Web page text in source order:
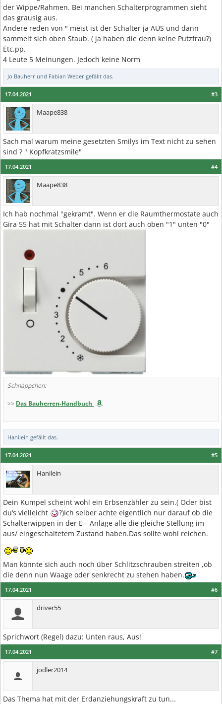
der Wippe/Rahmen. Bei manchen Schalterprogrammen sieht
das grausig aus.
Andere reden von " meist ist der Schalter ja AUS und dann
sammelt sich oben Staub. ( ja haben die denn keine Putzfrau?)
Etc.pp.
4 Leute 5 Meinungen. Jedoch keine Norm
Jo Bauherr und Fabian Weber gefällt das.
#3
17.04.2021
Maape838
Sach mal warum meine gesetzten Smilys im Text nicht zu sehen
sind ? " Kopfkratzsmile"
#4
17.04.2021
Maape838
Ich hab nochmal "gekramt". Wenn er die Raumthermostate auch
Gira 55 hat mit Schalter dann ist dort auch oben "1" unten "0"
Schnäppchen:
>> Das Bauherren-Handbuch
Hanilein gefällt das.
#5
17.04.2021
Hanilein
Dein Kumpel scheint wohl ein Erbsenzähler zu sein.( Oder bist
du‘s vielleicht
?)Ich selber achte eigentlich nur darauf ob die
Schalterwippen in der E—Anlage alle die gleiche Stellung im
aus/ eingeschaltetem Zustand haben.Das sollte wohl reichen.
Man könnte sich auch noch über Schlitzschrauben streiten ,ob
die denn nun Waage oder senkrecht zu stehen haben.
#6
17.04.2021
driver55
Sprichwort (Regel) dazu: Unten raus, Aus!
#7
17.04.2021
jodler2014
Das Thema hat mit der Erdanziehungskraft zu tun...